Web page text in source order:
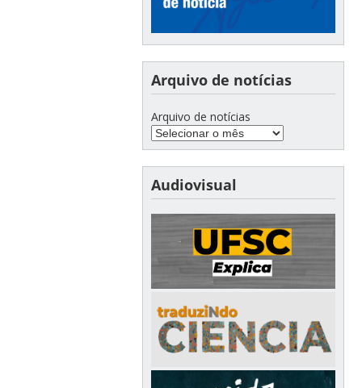
Arquivo de notícias
Arquivo de notícias
Audiovisual